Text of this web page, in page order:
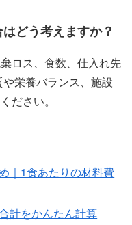
どう考えますか？
ロス、食数、仕入れ先
栄養バランス、施設
ださい。
｜1食あたりの材料費
計をかんたん計算